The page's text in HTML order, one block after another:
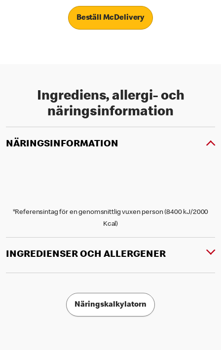
Beställ McDelivery
Ingrediens, allergi- och
näringsinformation
NÄRINGSINFORMATION
*Referensintag för en genomsnittlig vuxen person (8400 kJ/2000
Kcal)
INGREDIENSER OCH ALLERGENER
Näringskalkylatorn